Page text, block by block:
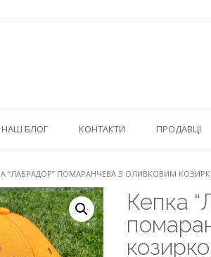
НАШ БЛОГ КОНТАКТИ ПРОДАВЦІ
“ЛАБРАДОР” ПОМАРАНЧЕВА З ОЛИВКОВИМ
Кепка